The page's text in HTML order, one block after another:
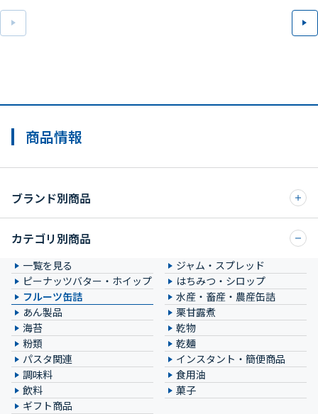
前へ 次
商品情報
ブランド別商品
カテゴリ別商品
一覧を見る
ジャム・スプレッド
ピーナッツバター・ホイップ
はちみつ・シロップ
フルーツ缶詰
水産・畜産・農産缶詰
あん製品
栗甘露煮
海苔
乾物
粉類
乾麺
パスタ関連
インスタント・簡便商品
調味料
食用油
飲料
菓子
ギフト商品